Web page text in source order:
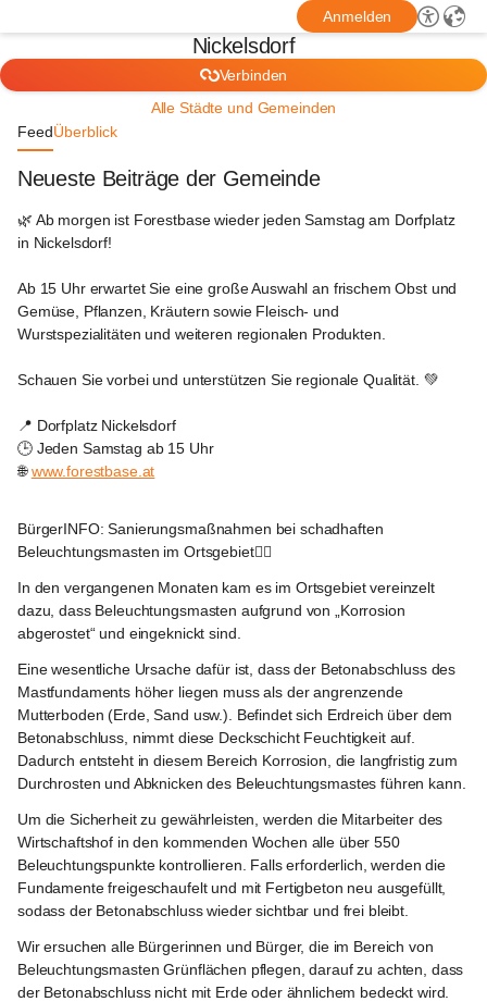
Anmelden
Nickelsdorf
Verbinden
Alle Städte und Gemeinden
FeedÜberblick
Neueste Beiträge der Gemeinde
🌿 Ab morgen ist Forestbase wieder jeden Samstag am Dorfplatz
in Nickelsdorf!
Ab 15 Uhr erwartet Sie eine große Auswahl an frischem Obst und
Gemüse, Pflanzen, Kräutern sowie Fleisch- und
Wurstspezialitäten und weiteren regionalen Produkten.
Schauen Sie vorbei und unterstützen Sie regionale Qualität. 💚
📍 Dorfplatz Nickelsdorf
🕒 Jeden Samstag ab 15 Uhr
🌐 www.forestbase.at
BürgerINFO: Sanierungsmaßnahmen bei schadhaften
Beleuchtungsmasten im Ortsgebiet⛓️‍💥
In den vergangenen Monaten kam es im Ortsgebiet vereinzelt
dazu, dass Beleuchtungsmasten aufgrund von „Korrosion
abgerostet“ und eingeknickt sind.
Eine wesentliche Ursache dafür ist, dass der Betonabschluss des
Mastfundaments höher liegen muss als der angrenzende
Mutterboden (Erde, Sand usw.). Befindet sich Erdreich über dem
Betonabschluss, nimmt diese Deckschicht Feuchtigkeit auf.
Dadurch entsteht in diesem Bereich Korrosion , die langfristig zum
Durchrosten und Abknicken des Beleuchtungsmastes führen kann.
Um die Sicherheit zu gewährleisten, werden die Mitarbeiter des
Wirtschaftshof in den kommenden Wochen alle über 550
Beleuchtungspunkte kontrollieren . Falls erforderlich, werden die
Fundamente freigeschaufelt und mit Fertigbeton neu ausgefüllt,
sodass der Betonabschluss wieder sichtbar und frei bleibt.
Wir ersuchen alle Bürgerinnen und Bürger, die im Bereich von
Beleuchtungsmasten Grünflächen pflegen, darauf zu achten, dass
der Betonabschluss nicht mit Erde oder ähnlichem bedeckt wird